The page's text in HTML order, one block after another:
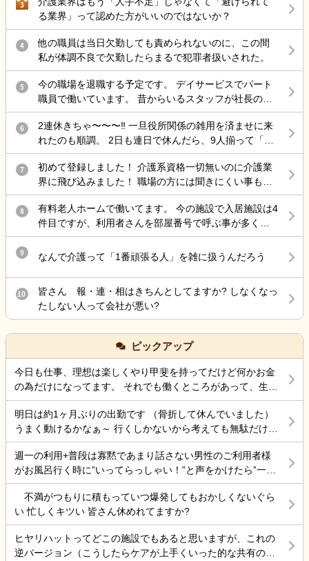
ので、十分サポートしていただいているかなと思っています。 私の
学の授業を受けられないのも、友達と遊ぶ機会をどんどん失ってい
るのも辛いです。今後のことを考えたらもっと大変になるのだから
今のうちから我慢に慣れないといけないですよね。 どうしたらこの
生活に慣れることができるでしょうか。また介護をされている方、
どのような心持ちでされているのかを教えていただけると幸いで
す。 長々と失礼しました。
も色んな人に見てもらったんだから友達でも何でもかんでも使って
見てもらいなよとの事でした
3
る業界」って認めた方がいいのではないか？
4
他の職員は当日欠勤しても責められないのに、この間
私が体調不良で欠勤したらまるで犯罪者扱いされた。
5
今の職場を退職する予定です。 デイサービスでパート
職員で働いています。 昔からいるスタッフが社長の考
えについて行けずに連鎖退職され、人手不足な状態に
も関わらず運営を続けています。看護師はいない(非常
勤の方もいますが、1人なので配置不足)。生活相談員
もいない、何なら施設長的な役割を出来る人がいな
い。周りは70代の方(入浴-移乗介助・送迎不可)ばかり
と自分への負担が大きい事から辞めようと決めまし
給が残っている為、消費したいと申し出ると、『買い
取らせてくれ」と言われました。転職活動もしたい
振り分けて欲しいと頼みました。不服そうな感じで、
ている勤務が自分以外送迎が出来る人がいない+上記の
方しかいない、看護師がいない日があり、出勤しても
ても「あーシフト組んだ人に組み直させる」と言うだ
けで、いまだに動きがありません。組み直せるわけが
ないし、人員配置基準も破綻してるのにまだ諦めない
んです。入浴介助もレクも送迎も記録業務もまともに
出来る人がいないのに、1人では無理といっても聞きま
せん。 この場合、無理にでも出勤しなければならない
のでしょうか？体調不良で休みたいけど、周りの職員
にもお客様にも迷惑が掛かる。けど、自分の身体が万
全でない状態で不安です。
6
2連休きちゃ〜〜〜‼️ 一旦役所関係の雑用を済ませに来
れたのも順調。 2日も連日で休んだら、9人揃って「初
めまして」から始まるから特に不穏マン相手は面倒に
はなる
7
初めて登録しました！ 介護系資格一切無いのに介護業
界に飛び込みました！ 職場の方には聞きにくい事もあ
るし色々教えてください！
8
有料老人ホームで働いてます。 今の施設で入居施設は4
件目ですが、利用者さんを部屋番号で呼ぶ事が多く違
和感を感じてます。 もちろん本人に話しかける時は名
前です。職員同士で「この飲み物誰に出すの？」と
か、「あと誰をレクに誘導しますか？」みたいな確認
のやり取りの時に部屋番号で返ってくることが多いで
す。 これまではそういうやり取りも普通に名前だった
ので、慣れません。これは他の施設でよくある事なの
9 なんで介護って「1番頑張る人」を雑に扱うんだろう
10
皆さん 報・連・相はきちんとしてますか? しなくなっ
たしない人って会社が悪い?
ピックアップ
今日も仕事、理想は楽しくやり甲斐を持ってだけど何かお金
の為だけになってます。 それでも働くところがあって、生き
ていけているのでましなのでしょうね。 一番辛いのは、お金
がなく職探ししている時だったので今日も頑張ろうと思う。
それにしても古株は、好き勝手だから楽しそうです。私も古
株の時は、そんなに仕事行くのが辛くなく毎日そこそこ楽し
くやっていました。 転職は後悔はしていませんが、誰もが上
手くいかないのは確かですね。 そんなつぶやきです、では仕
明日は約1ヶ月ぶりの出勤です （骨折して休んでいました）
うまく動けるかなぁ～ 行くしかないから考えても無駄だけど
不安！
週一の利用+普段は寡黙であまり話さない男性のご利用者様
がお風呂行く時に”いってらっしゃい！”と声をかけたら”一緒
に行く？！？”と返してくれた。 そういう想像を上回るよう
なことがあるからこの仕事って楽しいんだよな。 まだ入って
4ヶ月弱しか経ってないけど。
不満がつもりに積もっていつ爆発してもおかしくないぐら
い 忙しくキツい 皆さん休めれてますか?
ヒヤリハットってどこの施設でもあると思いますが、これの
逆バージョン（こうしたらケアが上手くいった的な共有の書